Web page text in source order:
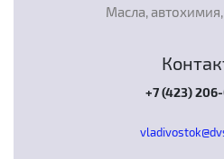
Масла,
+7 (423)